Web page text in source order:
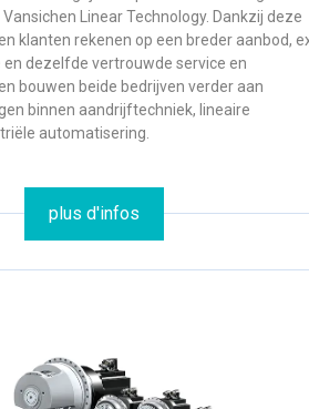
Linear Technology. Dankzij deze
klanten rekenen op een breder aanbod,
dezelfde vertrouwde service en
bouwen beide bedrijven verder aan
binnen aandrijftechniek, lineaire
automatisering.
plus d'infos